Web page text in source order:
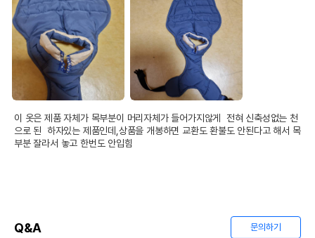
이 옷은 제품 자체가 목부분이 머리자체가 들어가지않게  전혀 신축성없는 천
으로 된  하자있는 제품인데,상품을 개봉하면 교환도 환불도 안된다고 해서 목
부분 잘라서 놓고 한번도 안입힘
Q&A 문의하기